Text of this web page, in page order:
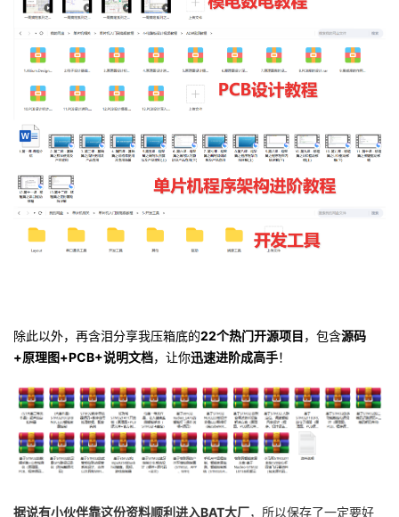
除此以外，再含泪分享我压箱底的22个热门开源项目，包含源码
+原理图+PCB+说明文档，让你迅速进阶成高手！
据说有小伙伴靠这份资料顺利进入BAT大厂，所以保存了一定要好